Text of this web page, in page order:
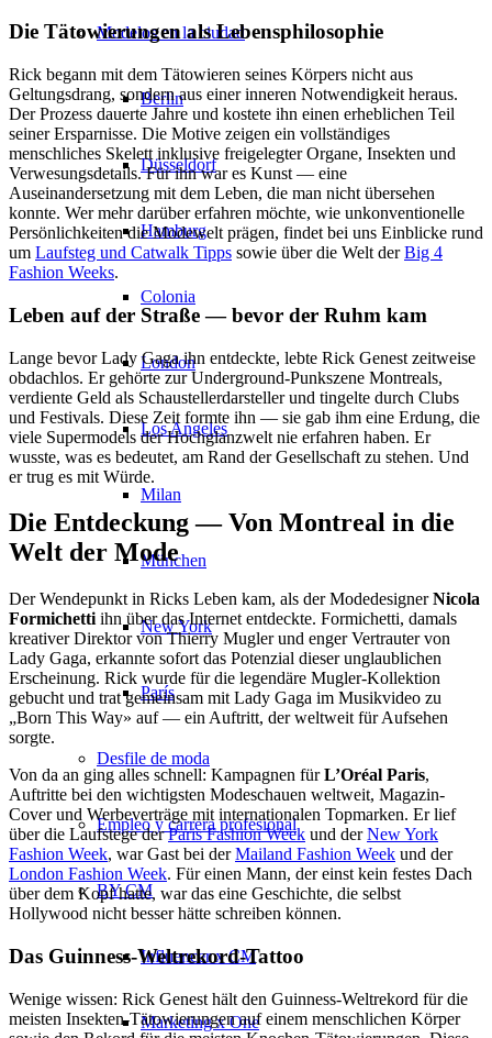
Modelos en la ciudad
Berlin
Düsseldorf
Hamburg
Colonia
London
Los Angeles
Milan
München
New York
París
Desfile de moda
Empleo y carrera profesional
BY CM
Influencer x CM
Marketing x One
Die Tätowierungen als Lebensphilosophie
Rick begann mit dem Tätowieren seines Körpers nicht aus
Geltungsdrang, sondern aus einer inneren Notwendigkeit heraus.
Der Prozess dauerte Jahre und kostete ihn einen erheblichen Teil
seiner Ersparnisse. Die Motive zeigen ein vollständiges
menschliches Skelett inklusive freigelegter Organe, Insekten und
Verwesungsdetails. Für ihn war es Kunst — eine
Auseinandersetzung mit dem Leben, die man nicht übersehen
konnte. Wer mehr darüber erfahren möchte, wie unkonventionelle
Persönlichkeiten die Modewelt prägen, findet bei uns Einblicke rund
um Laufsteg und Catwalk Tipps sowie über die Welt derBig 4
Fashion Weeks.
Leben auf der Straße — bevor der Ruhm kam
Lange bevor Lady Gaga ihn entdeckte, lebte Rick Genest zeitweise
obdachlos. Er gehörte zur Underground-Punkszene Montreals,
verdiente Geld als Schaustellerdarsteller und tingelte durch Clubs
und Festivals. Diese Zeit formte ihn — sie gab ihm eine Erdung, die
viele Supermodels der Hochglanzwelt nie erfahren haben. Er
wusste, was es bedeutet, am Rand der Gesellschaft zu stehen. Und
er trug es mit Würde.
Die Entdeckung — Von Montreal in die
Welt der Mode
Der Wendepunkt in Ricks Leben kam, als der ModedesignerNicola
Formichetti ihn über das Internet entdeckte. Formichetti, damals
kreativer Direktor von Thierry Mugler und enger Vertrauter von
Lady Gaga, erkannte sofort das Potenzial dieser unglaublichen
Erscheinung. Rick wurde für die legendäre Mugler-Kollektion
gebucht und trat gemeinsam mit Lady Gaga im Musikvideo zu
„Born This Way» auf — ein Auftritt, der weltweit für Aufsehen
sorgte.
Von da an ging alles schnell: Kampagnen fürL’Oréal Paris,
Auftritte bei den wichtigsten Modeschauen weltweit, Magazin-
Cover und Werbeverträge mit internationalen Topmarken. Er lief
über die Laufstege derParis Fashion Week und derNew York
Fashion Week, war Gast bei derMailand Fashion Week und der
London Fashion Week. Für einen Mann, der einst kein festes Dach
über dem Kopf hatte, war das eine Geschichte, die selbst
Hollywood nicht besser hätte schreiben können.
Das Guinness-Weltrekord-Tattoo
Wenige wissen: Rick Genest hält den Guinness-Weltrekord für die
meisten Insekten-Tätowierungen auf einem menschlichen Körper